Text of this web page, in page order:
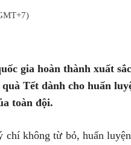
gia hoàn thành xuất
Tết dành cho huấn
toàn đội.
không từ bỏ, huấn